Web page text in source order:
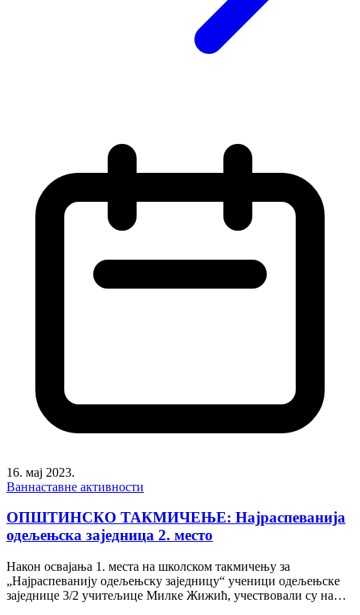
16. мај 2023.
Ваннаставне активности
ОПШТИНСКО ТАКМИЧЕЊЕ: Најраспеванија
одељењска заједница 2. место
Након освајања 1. места на школском такмичењу за
„Најраспеванију одељењску заједницу“ ученици одељењске
заједнице 3/2 учитељице Милке Жижић, учествовали су на